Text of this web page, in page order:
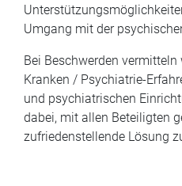
Umgang mit der
Bei Beschwerden
Kranken / Psychiatrie-
und psychiatrischen
dabei, mit allen Beteiligten
zufriedenstellende Lösung